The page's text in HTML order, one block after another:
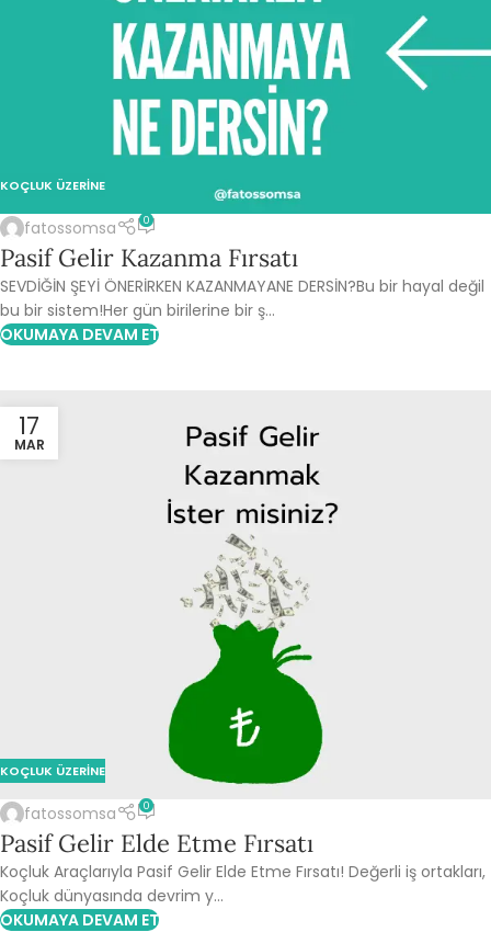
KOÇLUK ÜZERINE
fatossomsa 0
Pasif Gelir Kazanma Fırsatı
SEVDİĞİN ŞEYİ ÖNERİRKEN KAZANMAYANE DERSİN?Bu bir hayal değil
bu bir sistem!Her gün birilerine bir ş...
OKUMAYA DEVAM ET
17
MAR
KOÇLUK ÜZERINE
fatossomsa 0
Pasif Gelir Elde Etme Fırsatı
Koçluk Araçlarıyla Pasif Gelir Elde Etme Fırsatı! Değerli iş ortakları,
Koçluk dünyasında devrim y...
OKUMAYA DEVAM ET